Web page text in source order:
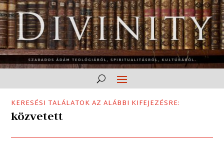
KERESÉSI TALÁLATOK AZ ALÁBBI KIFEJEZÉSRE:
közvetett